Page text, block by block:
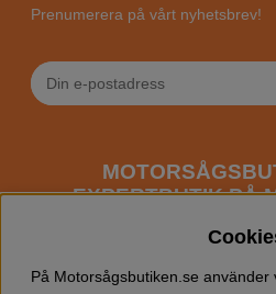
Prenumerera på vårt nyhetsbrev!
EXPERTBUTIK PÅ
fokus mot entusiaster och
På Motorsågsbutiken.se använder